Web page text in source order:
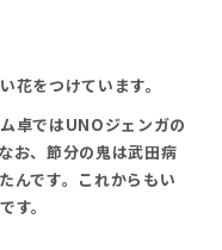
花をつけています。
卓ではUNOジェンガの
お、節分の鬼は武田病
んです。これからもい
す。